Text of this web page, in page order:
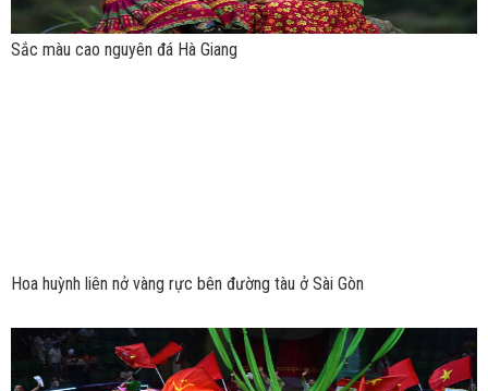
Sắc màu cao nguyên đá Hà Giang
Hoa huỳnh liên nở vàng rực bên đường tàu ở Sài Gòn